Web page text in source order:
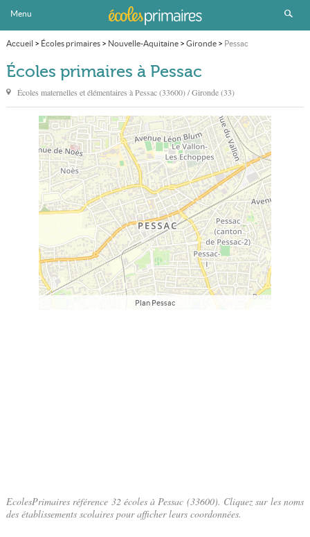
Menu
Accueil > Écoles primaires> Nouvelle-Aquitaine> Gironde> Pessac
Écoles primaires à Pessac
Écoles maternelles et élémentaires àPessac(33600) / Gironde (33)
Plan Pessac
EcolesPrimaires référence 32 écoles à Pessac (33600). Cliquez sur les noms
des établissements scolaires pour afficher leurs coordonnées.